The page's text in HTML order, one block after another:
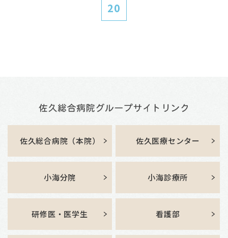
20
佐久総合病院（本院） 佐久医療センター
小海分院 小海診療所
研修医・医学生 看護部